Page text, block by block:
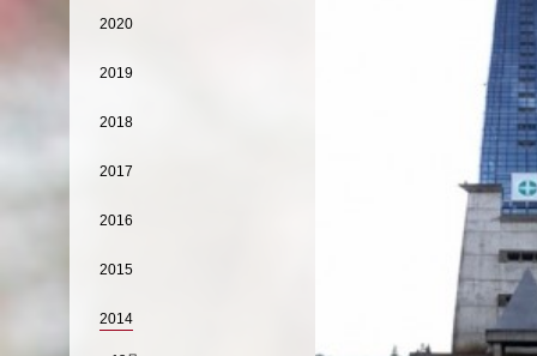
2020
2019
2018
2017
2016
2015
2014